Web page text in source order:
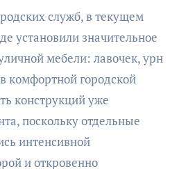
служб, в текущем
установили значительное
мебели: лавочек, урн
комфортной городской
конструкций уже
поскольку отдельные
интенсивной
и откровенно